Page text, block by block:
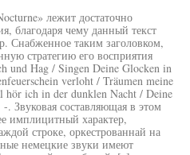
лежит достаточно
благодаря чему данный текст
Снабженное таким заголовком,
стратегию его восприятия
und Hag / Singen Deine Glocken in
verloht / Träumen meine
hör ich in der dunklen Nacht / Deine
Звуковая составляющая в этом
имплицитный характер,
строке, оркестрованнай на
немецкие звуки имеют